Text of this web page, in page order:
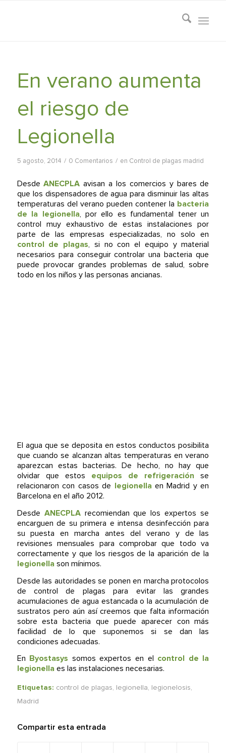
En verano aumenta
el riesgo de
Legionella
5 agosto, 2014 / 0 Comentarios / en Control de plagas madrid
DesdeANECPLA avisan a los comercios y bares de
que los dispensadores de agua para disminuir las altas
temperaturas del verano pueden contener la bacteria
de la legionella, por ello es fundamental tener un
control muy exhaustivo de estas instalaciones por
parte de las empresas especializadas, no solo en
control de plagas, si no con el equipo y material
necesarios para conseguir controlar una bacteria que
puede provocar grandes problemas de salud, sobre
todo en los niños y las personas ancianas.
El agua que se deposita en estos conductos posibilita
que cuando se alcanzan altas temperaturas en verano
aparezcan estas bacterias. De hecho, no hay que
olvidar que estos equipos de refrigeración se
relacionaron con casos de legionella en Madrid y en
Barcelona en el año 2012.
Desde ANECPLArecomiendan que los expertos se
encarguen de su primera e intensa desinfección para
su puesta en marcha antes del verano y de las
revisiones mensuales para comprobar que todo va
correctamente y que los riesgos de la aparición de la
legionella son mínimos.
Desde las autoridades se ponen en marcha protocolos
de control de plagas para evitar las grandes
acumulaciones de agua estancada o la acumulación de
sustratos pero aún así creemos que falta información
sobre esta bacteria que puede aparecer con más
facilidad de lo que suponemos si se dan las
condiciones adecuadas.
En Byostasys somos expertos en el control de la
legionella es las instalaciones necesarias.
Etiquetas: control de plagas, legionella, legionelosis,
Madrid
Compartir esta entrada